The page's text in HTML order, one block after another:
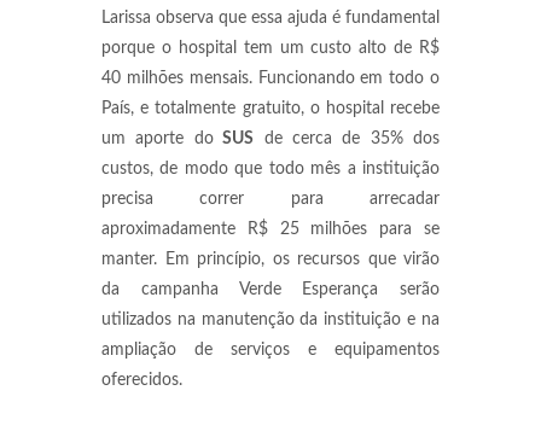
Larissa observa que essa ajuda é fundamental
porque o hospital tem um custo alto de R$
40 milhões mensais. Funcionando em todo o
País, e totalmente gratuito, o hospital recebe
um aporte doSUS de cerca de 35% dos
custos, de modo que todo mês a instituição
precisa correr para arrecadar
aproximadamente R$ 25 milhões para se
manter. Em princípio, os recursos que virão
da campanha Verde Esperança serão
utilizados na manutenção da instituição e na
ampliação de serviços e equipamentos
oferecidos.